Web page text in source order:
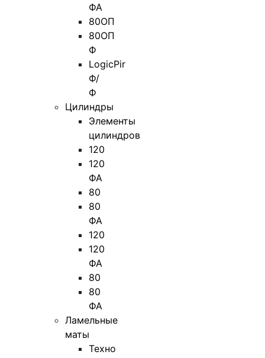
ФА
80ОП
80ОП
Ф
LogicPir
Ф/
Ф
Цилиндры
Элементы
цилиндров
120
120
ФА
80
80
ФА
120
120
ФА
80
80
ФА
Ламельные
маты
Техно